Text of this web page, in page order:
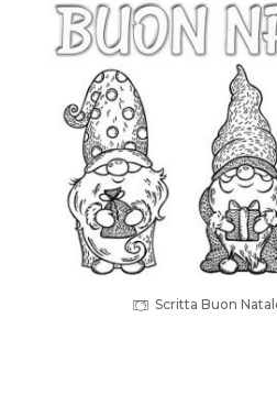
Scritta Buon